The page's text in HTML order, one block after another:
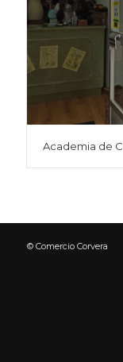
Academia de
© Comercio Corvera